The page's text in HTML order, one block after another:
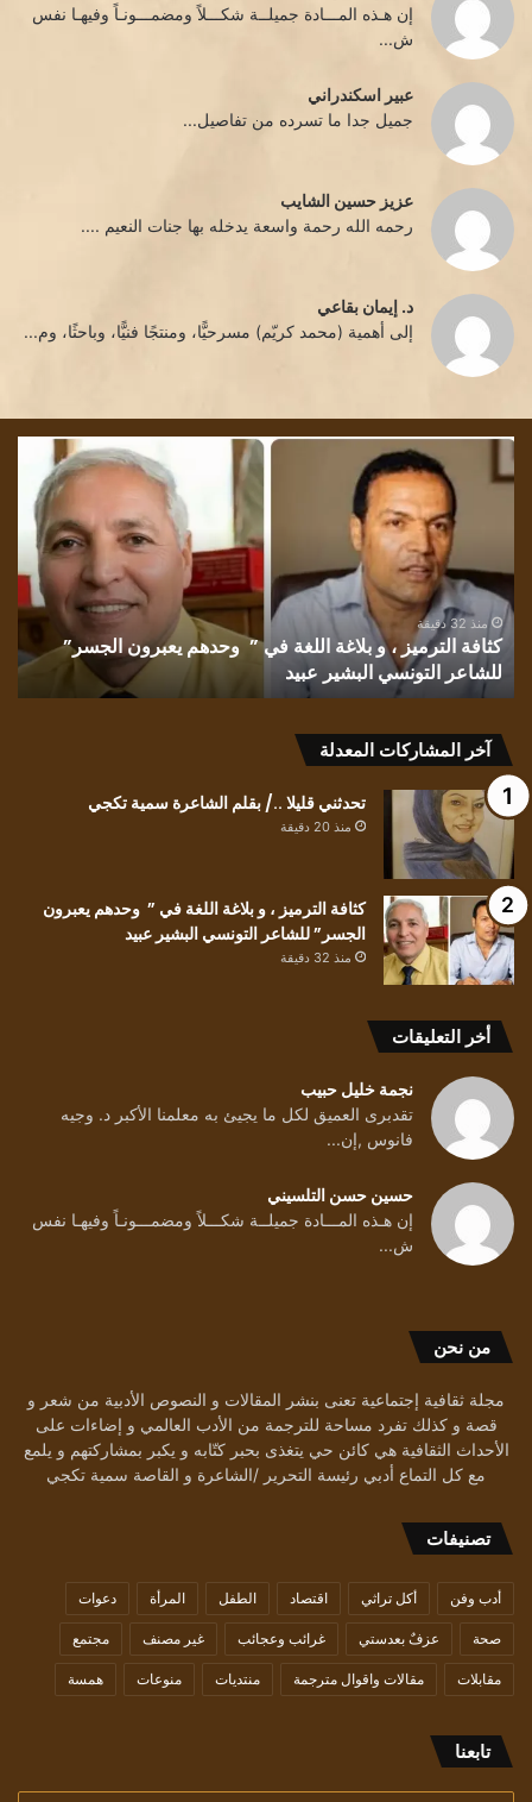
إن هـذه المـــادة جميلــة شكـــلاً ومضمـــونـاً وفيهـا نفس
ش...
عبير اسكندراني
جميل جدا ما تسرده من تفاصيل...
عزيز حسين الشايب
رحمه الله رحمة واسعة يدخله بها جنات النعيم ....
د. إيمان بقاعي
إلى أهمية (محمد كريّم) مسرحيًّا، ومنتجًا فنيًّا، وباحثًا، وم...
كثافة
الترميز
اللغة
في
” وحدهم
يعبرون
الجسر”
للشاعر
البشير
عبيد
منذ 32 دقيقة
كثافة الترميز ، و بلاغة اللغة في ” وحدهم يعبرون الجسر”
للشاعر التونسي البشير عبيد
آخر المشاركات المعدلة
تحدثني قليلا ../ بقلم الشاعرة سمية تكجي
منذ 20 دقيقة
كثافة الترميز ، و بلاغة اللغة في ” وحدهم يعبرون
الجسر” للشاعر التونسي البشير عبيد
منذ 32 دقيقة
أخر التعليقات
نجمة خليل حبيب
تقدبرى العميق لكل ما يجيئ به معلمنا الأكبر د. وجيه
فانوس ,إن...
حسين حسن التلسيني
إن هـذه المـــادة جميلــة شكـــلاً ومضمـــونـاً وفيهـا نفس
ش...
من نحن
مجلة ثقافية إجتماعية تعنى بنشر المقالات و النصوص الأدبية من شعر و
قصة و كذلك تفرد مساحة للترجمة من الأدب العالمي و إضاءات على
الأحداث الثقافية هي كائن حي يتغذى بحبر كتّابه و يكبر بمشاركتهم و يلمع
مع كل التماع أدبي رئيسة التحرير /الشاعرة و القاصة سمية تكجي
تصنيفات
أدب وفن أكل تراثي اقتصاد الطفل المرأة دعوات
صحة عزفٌ بعدستي غرائب وعجائب غير مصنف مجتمع
مقابلات مقالات واقوال مترجمة منتديات منوعات همسة
تابعنا